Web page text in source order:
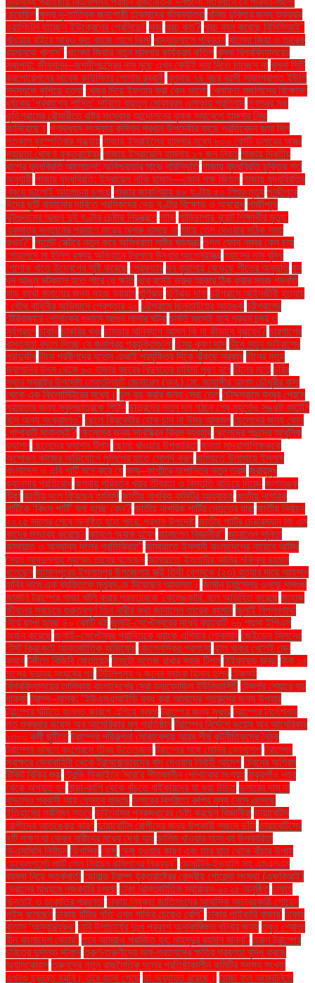
চেয়েছিল ক্ষুদ্র নৃ-তাত্বিক জনগোষ্ঠী চাকমাদের জীবনযাত্রা খনিজ চুক্তির জন্য শুক্রবার
ওয়াশিংটন যাচ্ছেন ইউক্রেনের প্রেসিডেন্ট খবর খরচ কত? খরচ বহন করেছে বিসিসিআই"
খাওয়ার বাইরে আরও কত কাজে লাগে ডিম! খাদ্যাভ্যাসে পরিবর্তন খালেদা জিয়া ও তারেক
রহমানকে খালাস'' খালেদা জিয়ার নতুন মামলার কার্যক্রম বাতিল খুলনা বিশ্ববিদ্যালয়ের
স্থাপনা: জীবনানন্দ–জগদীশচন্দ্রের নাম মুছে এখন কেউই দায় নিতে চাচ্ছেন না খুলনা সিটি
করপোরেশনের সাবেক কাউন্সিলর গোলাম রব্বানী খুলনায় ৭৪ বছর বয়সী সাজাপ্রাপ্ত ইউপি
সদস্যকে কুপিয়ে হত্যা খেজুর দিয়ে ইফতার করা কেন ভালো খেলাফত মজলিসের বিক্ষোভ:
ধর্ষকের ‘প্রকাশ্যে শাস্তি’ দাবিতে বায়তুল মোকাররম এলাকায় প্রতিবাদ গণতন্ত্র মঞ্চ
কুড়িগ্রামের রৌমারীতে রাষ্ট্র সংস্কার আন্দোলনের কৃষক সমাবেশে হামলার নিন্দা
জানিয়েছে। গণমাধ্যম সংস্কার কমিশন প্রধান উপদেষ্টার কাছে প্রতিবেদন জমা দিল
গতকাল বৃহস্পতিবার সন্ধ্যায় গাজায় ইসরাইলের হামলার মধ্যে ৮০০ কোটি ডলারের অস্ত্র
সহায়তা ঘোষণা যুক্তরাষ্ট্রের গাজায় ইসরায়েলি হামলায় ১৭ জন নিহত গাজায় দ্বিতীয়
ধাপের যুদ্ধবিরতি আলোচনা: অনিশ্চয়তার মাঝে পরিস্থিতি গাজায় যুদ্ধবিরতি চুক্তির শর্ত
অনুযায়ী গাজায় যুদ্ধবিরতি: ইসরায়েল নাকি হামাস—কোন পক্ষ জিতল গাজায় যুদ্ধবিরতির
বিষয়ে ভালোই আলোচনা চলছে গাজার জাবালিয়ায় ৪৮ ঘণ্টায় ৫০ শিশুর মৃত্যু গাজীপুরে
ঈদের ছুটি বাড়ানোর দাবিতে শ্রমিকদের দেড় ঘণ্টার বিক্ষোভ ও অবরোধ গাজীপুরে
ঝুটগুদামের আগুন দুই ঘণ্টার চেষ্টায় নিয়ন্ত্রণে গাড়ি গাড়িচাপায় বুয়েট শিক্ষার্থীর মৃত্যু:
একমাত্র সন্তানের প্রয়াণে মায়ের অশ্রু থামছে না গায়ে তেল দেওয়ার সঠিক সময়
কখন?" গার্মেন্ট সেক্টরে নতুন করে অস্থিরতা সৃষ্টির ষড়যন্ত্র গুগল ফোন নম্বর কেন চায়
গোয়ালন্দে মা ইলিশ রক্ষায় অভিযানে ট্রলারে উদ্ধার আগ্নেয়াস্ত্র গ্যাসের দাম বৃদ্ধি
পোশাক খাতে উদ্বেগের সৃষ্টি করেছে গ্রেফতার ঘন কুয়াশায় বেড়েছে শীতের অনুভূতি ঘন
ঘন আঙুল মটকালে হতে পারে যে ক্ষতি ঘরে বসেই ভ্রুর আকার ঠিক করার সহজ পদ্ধতি
ঘাড় ব্যথা কমানোর জন্য সহজ ব্যায়াম ঘূর্ণিঝড় ঘূর্ণিঝড় দানা চট্টগ্রামে আইনজীবী হত্যায়
: যৌথ বাহিনীর অভিযানে গ্রেপ্তার ২০ চট্টগ্রামে ছিনতাইয়ের আতঙ্ক চট্টগ্রামের
টেরিবাজারে পোশাকের গুদামে আগুন লাগার ঘটনা চলতি মাসেই হবে প্রথম চন্দ্র ও
সূর্যগ্রহণ চাকরি চাকরির খবর চামড়ার মানিব্যাগ আসল কি না কীভাবে বুঝবেন? চারপাশের
বাস্তবতা বদলে দিচ্ছে যে জনপ্রিয় প্রযুক্তিগুলো চিন্ময় কৃষ্ণ দাস চীনে নতুন ভাইরাসের
প্রাদুর্ভাব চীনে প্রবীণদের যত্নে এআই প্রযুক্তির দিকে ঝুঁকছে সরকার চীনের নতুন
জ্বালানির উৎস থেকে ৬০ হাজার বছরের বিদ্যুতের চাহিদা পূরণ হবে চীনের মতে চুরির
স্থান স্বরাষ্ট্র উপদেষ্টা লেফটেন্যান্ট জেনারেল (অব.) মো. জাহাঙ্গীর আলম চৌধুরীর বাসা
থেকে এক কিলোমিটারের মধ্যে। চুল বড় করার জন্য সেরা তেল চৌদ্দগ্রামে বন্ধুর প্রেমে
সহায়তার জন্য স্কুলছাত্রকে পিটুনি ছাত্রদের নতুন দল গঠনে শেষ মুহূর্তেও সঙ্কট কাটেনি
ছিল অন্য সংক্রমণও" ছেলে ক্রিকেটার হোক চান না উমর আকমল ছেলেদের জন্য কোন
পোশাকটি মানানসই? ছেলেদের জন্য সানস্ক্রিন ক্রিম ব্যবহার ছেলেদের পছন্দের আধুনিক
ফ্যাশন ছেলেদের ফ্যাশন টিপস ছোলা খাওয়ার উপকারিতা জনতা মাদ্রাসাশিক্ষককে
অশোভন কাজের অভিযোগে পুলিশের হাতে সোপর্দ করল জমিয়তে উলামায়ে ইসলাম
বাংলাদেশ ও এবি পার্টি মনে করে যে জম্মু–কাশ্মীরে অশান্তির নতুন তরঙ্গ জরায়ুমুখ
ক্যানসার প্রতিরোধ জলবায়ু পরিবর্তন খরার তীব্রতা ও বিস্তৃতি বাড়িয়ে দিচ্ছে জলাতঙ্ক
টিকা জাতীয় দলে ফিরছেন তামিম! জাতীয় নাগরিক কমিটির আহ্বায়ক জাতীয় নাগরিক
পার্টিকে ‘কিংস পার্টি’ বলা হচ্ছে কেন? জাতীয় নাগরিক পার্টির নেতৃত্বে যারা জাতীয় নির্বাচন
২০২৫ সালের শেষে অনুষ্ঠিত হতে পারে: প্রধান উপদেষ্টা জাতীয় পার্টির চেয়ারম্যান জি এম
কাদের মন্তব্য করেছেন জানলে অবাক হবেন জানালেন বিজ্ঞানীরা" জানালেন সুনিতা
জামায়াত ও অন্যান্য দলের প্রতিক্রিয়া'' জামায়াতে ইসলামী বাংলাদেশের নায়েবে আমির
সৈয়দ আবদুল্লাহ মুহাম্মদ তাহের বলেছেন জামায়াতে ইসলামীর আমির শফিকুর রহমান
বলেছেন জামালপুরের ইসলামপুর উপজেলায় স্ত্রী তিথী বেগমকে (২৩) হত্যার দায়ে আহসান
হাবিব নামে এক ব্যক্তিকে মৃত্যুদণ্ড দিয়েছেন আদালত। জার্মান চ্যান্সেলর ওলাফ শলৎজ
জার্মানি ট্রাম্পের গাজা খালি করার প্রস্তাবকে 'কেলেঙ্কারি' বলে অভিহিত করেছে জাহাজ
জীবনের সবচেয়ে গুরুত্বপূর্ণ তিন নারীর কথা জানালেন তারেক রহমান জুলাই বিপ্লবগাথা
নিয়ে ছাপা হচ্ছে ৪০ কোটি বই জুলাই-সেপ্টেম্বরের মধ্যে ব্যাংকটি ৬৬ পয়সা ইপিএস
অর্জন করেছে জুলাই–সেপ্টেম্বর প্রান্তিকে ব্যাংক এশিয়ার লোকসান জেইডেন সিলসের
টেস্ট ক্রিকেটে আন্তর্জাতিক অভিষেক জেলেনস্কির প্রশংসা ঝাল খাবার খেলেই মেদ
কমবে টঙ্গীতে বিজিবি মোতায়েন টমেটো সতেজ রাখার সহজ টিপস টাইফয়েড জ্বর: টানা ১৫
মাসের ভয়াবহ সংঘর্ষের পর টিউলিপসহ ৭ জনের ব্যাংক হিসাব তলব টেকসই
বিশ্ববিদ্যালয়ের তালিকায় বাংলাদেশের সেরা ড্যাফোডিল ইউনিভার্সিটি টেসলার শেয়ারে বড়
ধাক্কা ট্রাম্প–মাস্ক: ‘ইউএসএআইডি বন্ধ করা আমাদের শত্রুদের জন্য উপহার
ট্রাম্পের ঘাঁটিতে জনমত জরিপে এগিয়ে কমলা ট্রাম্পের জন্য সুখবর ট্রাম্পের নির্দেশনায়
গত শুক্রবার ভয়েস অব আমেরিকার মূল প্রতিষ্ঠান ট্রাম্পের নির্দেশে ভয়েস অব আমেরিকার
১৩০০ কর্মী ছুটিতে ট্রাম্পের পরিকল্পনা মোকাবেলায় আরব শীর্ষ কূটনীতিকদের বৈঠক
ট্রাম্পের ভাষণে কংগ্রেসে তীব্র উত্তেজনা ট্রাম্পের সঙ্গে মোদির ফোনালাপ ট্রাম্পের
স্বাক্ষরে সেনাবাহিনী থেকে ট্রান্সজেন্ডারদের বাদ দেওয়ার নির্বাহী আদেশ ট্রেনের অগ্রিম
টিকিট বিক্রি শুরু ট্রেন্ডি ডিজাইনে 'সারা'র শীতকালীন পোশাকের সংগ্রহ ঠাকুরগাঁও শহর
থেকে অপহৃত হন ঠান্ডা-কাশি থেকে বাঁচতে বাইকারদের যা করা উচিত ডলারের দাম না
বাড়লেও প্রবাসী আয় যেভাবে বাড়ছে ডলারের বিপরীতে রুপির মূল্য নেমে এসেছে
ইতিহাসের সর্বনিম্ন স্তরে ডাইনোসর পুনরুদ্ধারের চেষ্টা করছেন বিজ্ঞানীরা ডায়াবেটিস
রোগীদের আতঙ্কের কারণ ডায়াবেটিস রোগীদের জন্য উপকারী সজনে ডাঁটা ডায়াবেটিসের
৪টি লক্ষণ যা কেবল নারীদের মধ্যে দেখা যায় ডালিম খাওয়ার অসংখ্য উপকারিতা
ডিএসসিসি নির্বাচন ডিপসিক ডেঙ্গু ডেঙ্গু হওয়ার কারণ এবং তার হাত থেকে বাঁচার উপায়
ডেভেলপমেন্ট পার্টি পেল নির্বাচন কমিশনের নিবন্ধন" ডেসটিনি-ইভ্যালি সহ এমএলএম
ব্যবসা নিয়ে সতর্কবার্তা ডোনাল্ড ট্রাম্প যুক্তরাষ্ট্রের কেন্দ্রীয় গোয়েন্দা সংস্থা (এফবিআই)
ড্রোনের মাধ্যমে নজরদারি চলছে ঢাকা আন্তর্জাতিক ম্যারাথন-২০২৫ অনুষ্ঠিত ঢাকায়
ছিনতাই ও ডাকাতির প্রবণতা ঢাকায় নিযুক্ত জাতিসংঘের আবাসিক সমন্বয়কারী গোয়েন
লুইস বলেছেন ঢাকায় হাঁটার গতি এখন গাড়ির চেয়েও বেশি'' ঢাকার পাইকারি বাজার' ঢাকার
বাতাস ‘অস্বাস্থ্যকর’ ঢাবি উপাচার্যের দুঃখ প্রকাশ অনাকাঙ্ক্ষিত ঘটনার জন্য তবুও শ্রোতা
হীন বাংলাদেশ বেতার” তবে আমরাও পরাজিত হব: মাহমুদুর রহমান মান্না" তরুণ ট্রাম্পের
চরিত্রে দুর্দান্ত স্ট্যান তরুণ-তরুণীদের অঙ্গ-প্রত্যঙ্গের ক্ষতির প্রবণতা বৃদ্ধি করছে
অ্যালকোহল তরুণদের নতুন রাজনৈতিক দলের প্রতিষ্ঠাকালীন কমিটির সদস্য সংখ্যা
এখনও চূড়ান্ত হয়নি। তবে জানা গেছে তা অব্যাহত রয়েছে। তাজা ফল আমদানিতে